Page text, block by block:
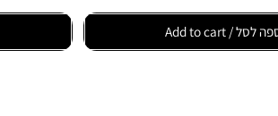
₪
₪34.99